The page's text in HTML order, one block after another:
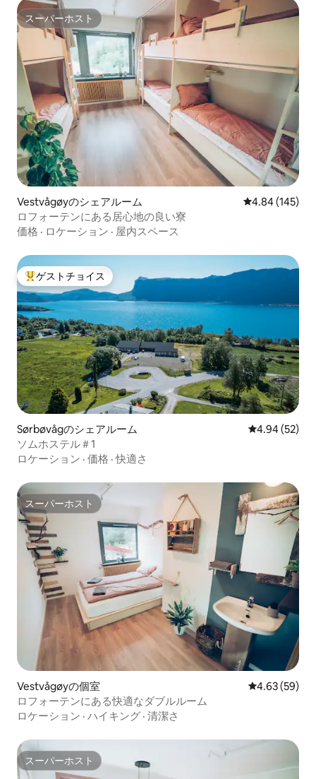
スーパーホスト
スーパーホスト
Vestvågøyのシェアルーム レビュー145
4.84 (145)
ロフォーテンにある居心地の良い寮
価格 · ロケーション · 屋内スペース
大好評のゲストチョイスです。
ゲストチョイス
Sørbøvågのシェアルーム レビュー52
4.94 (52)
ソムホステル＃1
ロケーション · 価格 ·快適さ
スーパーホスト
スーパーホスト
Vestvågøyの個室 レビュー59
4.63 (59)
ロフォーテンにある快適なダブルルーム
ロケーション · ハイキング · 清潔さ
スーパーホスト
スーパーホスト